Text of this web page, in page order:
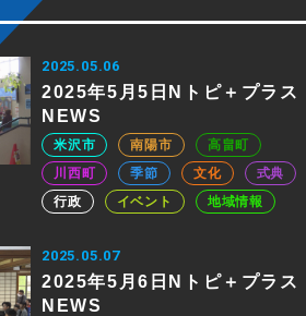
2025.05.06
2025年5月5日Nトピ＋プラス
NEWS
米沢市 南陽市
高畠町
川西町
季節 文化
式典
行政
イベント 地域情報
2025.05.07
2025年5月6日Nトピ＋プラス
NEWS